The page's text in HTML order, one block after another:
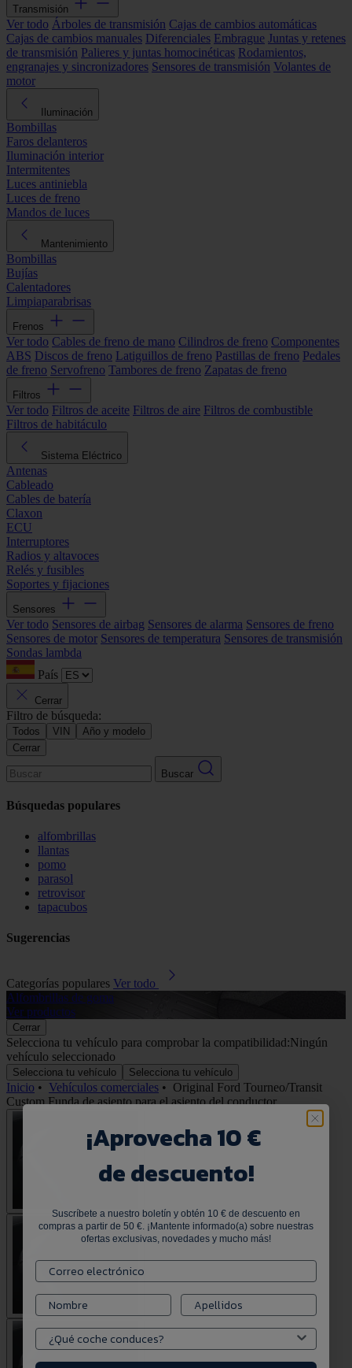
Transmisión
Ver todo Árboles de transmisión Cajas de cambios automáticas
Cajas de cambios manuales Diferenciales Embrague Juntas y retenes
de transmisión Palieres y juntas homocinéticas Rodamientos,
engranajes y sincronizadores Sensores de transmisión Volantes de
motor
Iluminación
Bombillas
Faros delanteros
Iluminación interior
Intermitentes
Luces antiniebla
Luces de freno
Mandos de luces
Mantenimiento
Bombillas
Bujías
Calentadores
Limpiaparabrisas
Frenos
Ver todo Cables de freno de mano Cilindros de freno Componentes
ABS Discos de freno Latiguillos de freno Pastillas de freno Pedales
de freno Servofreno Tambores de freno Zapatas de freno
Filtros
Ver todo Filtros de aceite Filtros de aire Filtros de combustible
Filtros de habitáculo
Sistema Eléctrico
Antenas
Cableado
Cables de batería
Claxon
ECU
Interruptores
Radios y altavoces
Relés y fusibles
Soportes y fijaciones
Sensores
Ver todo Sensores de airbag Sensores de alarma Sensores de freno
Sensores de motor Sensores de temperatura Sensores de transmisión
Sondas lambda
País
Cerrar
Filtro de búsqueda:
Todos VIN
Año y modelo
Cerrar
Buscar
Búsquedas populares
alfombrillas
llantas
pomo
parasol
retrovisor
tapacubos
Sugerencias
Categorías populares Ver todo
Alfombrillas de goma
Ver productos
Cerrar
Selecciona tu vehículo para comprobar la compatibilidad:Ningún
vehículo seleccionado
Selecciona tu vehículo Selecciona tu vehículo
Inicio • Vehículos comerciales • Original Ford Tourneo/Transit
Custom Funda de asiento para el asiento del conductor
¡Aprovecha 10 €
de descuento!
Suscríbete a nuestro boletín y obtén 10 € de descuento en
compras a partir de 50 €. ¡Mantente informado(a) sobre nuestras
ofertas exclusivas, novedades y mucho más!